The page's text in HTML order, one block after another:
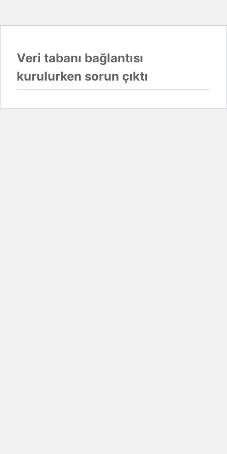
Veri tabanı bağlantısı
kurulurken sorun çıktı